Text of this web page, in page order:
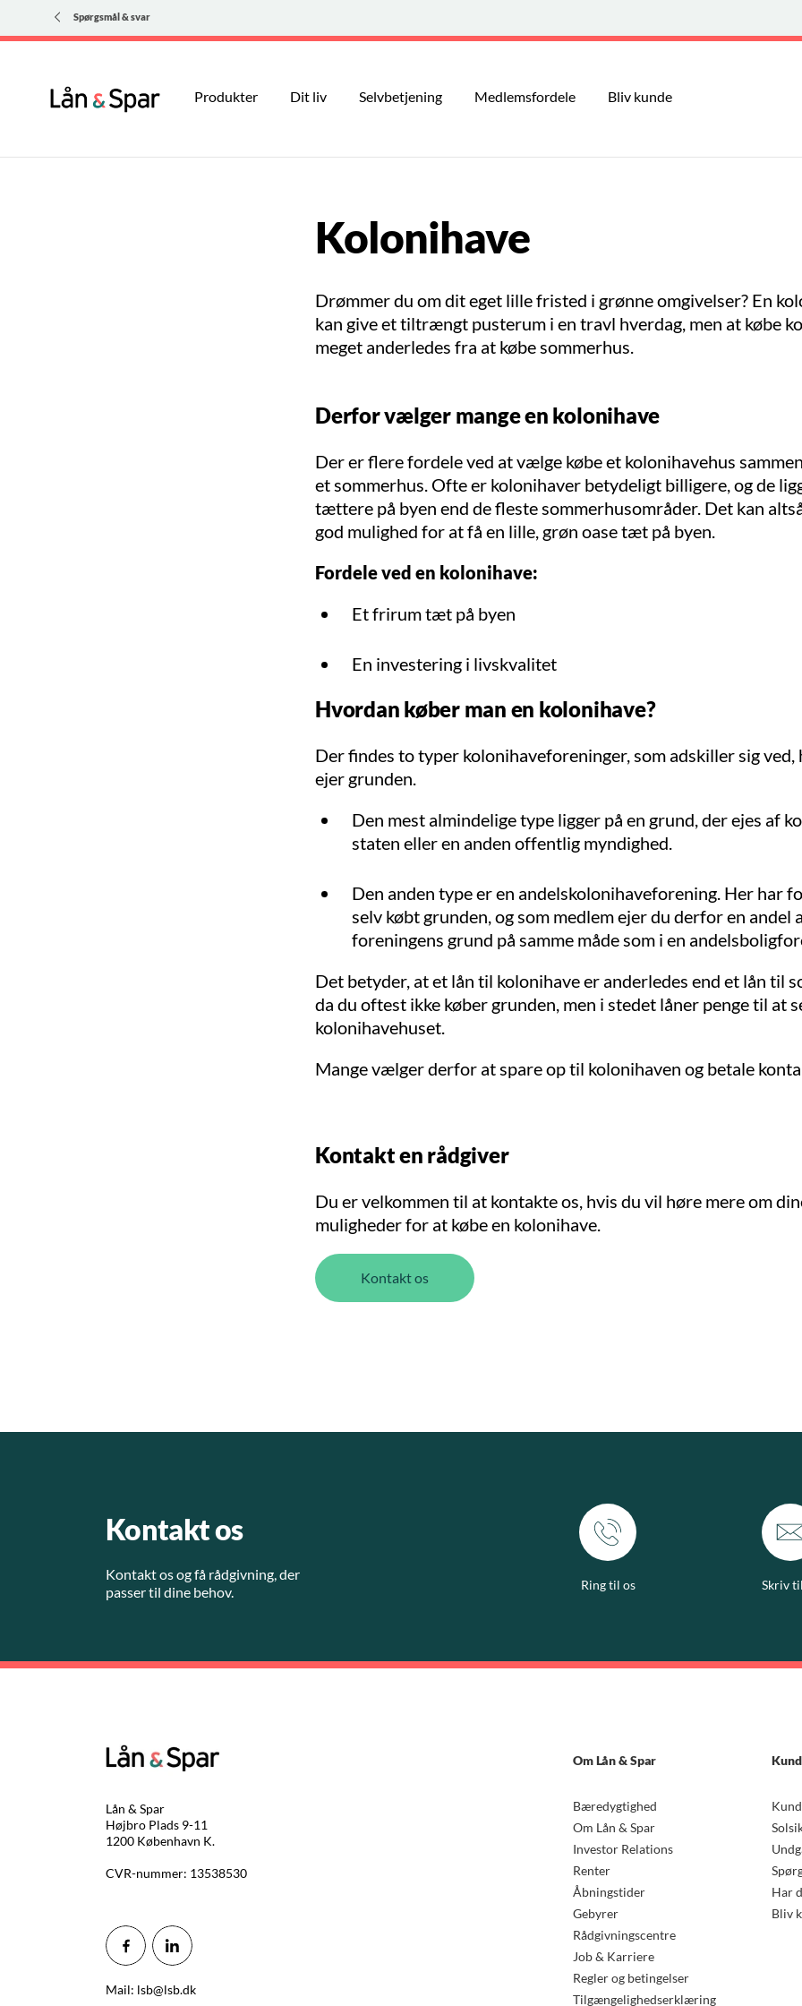
Spørgsmål & svar
Produkter Dit liv Selvbetjening Medlemsfordele Bliv kunde
Kolonihave
Drømmer du om dit eget lille fristed i grønne omgivelser? En
kan give et tiltrængt pusterum i en travl hverdag, men at købe
meget anderledes fra at købe sommerhus.
Derfor vælger mange en kolonihave
Der er flere fordele ved at vælge købe et kolonihavehus
et sommerhus. Ofte er kolonihaver betydeligt billigere, og de
tættere på byen end de fleste sommerhusområder. Det kan
god mulighed for at få en lille, grøn oase tæt på byen.
Fordele ved en kolonihave:
Et frirum tæt på byen
En investering i livskvalitet
Hvordan køber man en kolonihave?
Der findes to typer kolonihaveforeninger, som adskiller sig ved,
ejer grunden.
Den mest almindelige type ligger på en grund, der ejes af
staten eller en anden offentlig myndighed.
Den anden type er en andelskolonihaveforening. Her har
selv købt grunden, og som medlem ejer du derfor en andel
foreningens grund på samme måde som i en
Det betyder, at et lån til kolonihave er anderledes end et lån til
da du oftest ikke køber grunden, men i stedet låner penge til at
kolonihavehuset.
Mange vælger derfor at spare op til kolonihaven og betale
Kontakt en rådgiver
Du er velkommen til at kontakte os, hvis du vil høre mere om
muligheder for at købe en kolonihave.
Kontakt os
Kontakt os
Kontakt os og få rådgivning, der
passer til dine behov.
Ring til os Skriv
Om Lån & Spar
Bæredygtighed
Om Lån & Spar
Investor Relations
Renter
Åbningstider
Gebyrer
Rådgivningscentre
Job & Karriere
Regler og betingelser
Tilgængelighedserklæring
Har
Bliv
Lån & Spar
Højbro Plads 9-11
1200 København K.
CVR-nummer: 13538530
Mail: lsb@lsb.dk